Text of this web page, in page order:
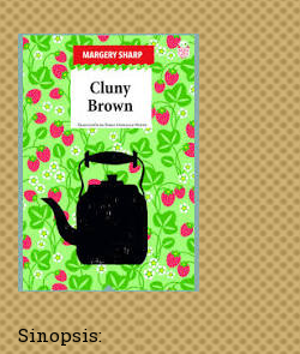
Sinopsis: